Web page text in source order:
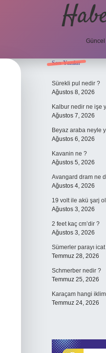
Son Yazılar
Sürekli pul nedir ?
Ağustos 8, 2026
Kalbur nedir ne işe
Ağustos 7, 2026
Beyaz araba neyle
Ağustos 6, 2026
Kavanin ne ?
Ağustos 5, 2026
Avangard dram ne
Ağustos 4, 2026
19 volt ile akü şarj
Ağustos 3, 2026
2 feet kaç cm’dir ?
Ağustos 3, 2026
Sümerler parayı
Temmuz 28, 2026
Schmerber nedir ?
Temmuz 25, 2026
Karaçam hangi
Temmuz 24, 2026